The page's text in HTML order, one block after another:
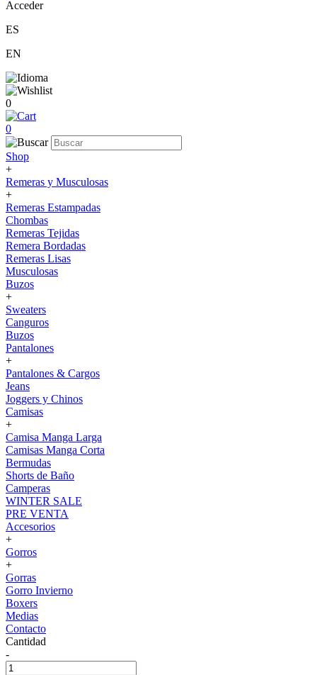
Acceder
ES
EN
0
0
Shop
+
Remeras y Musculosas
+
Remeras Estampadas
Chombas
Remeras Tejidas
Remera Bordadas
Remeras Lisas
Musculosas
Buzos
+
Sweaters
Canguros
Buzos
Pantalones
+
Pantalones & Cargos
Jeans
Joggers y Chinos
Camisas
+
Camisa Manga Larga
Camisas Manga Corta
Bermudas
Shorts de Baño
Camperas
WINTER SALE
PRE VENTA
Accesorios
+
Gorros
+
Gorras
Gorro Invierno
Boxers
Medias
Contacto
Cantidad
-